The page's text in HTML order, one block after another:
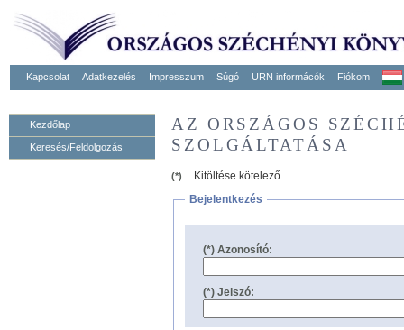
Kapcsolat Adatkezelés Impresszum Súgó URN informácók Fiókom
Kezdőlap
Keresés/Feldolgozás
AZ ORSZÁGOS
SZOLGÁLTATÁSA
(*)
Kitöltése kötelező
Bejelentkezés
(*) Azonosító:
(*) Jelszó: